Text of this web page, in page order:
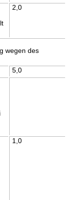
2,0
wegen des
5,0
1,0